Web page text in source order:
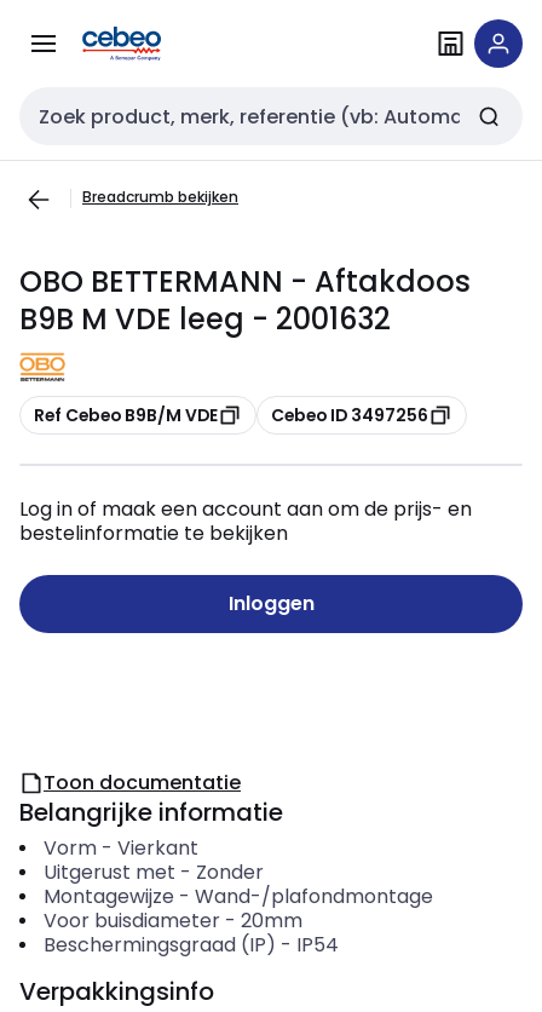
naar
naar
Zoekveld invoer
Breadcrumb bekijken
OBO BETTERMANN - Aftakdoos
B9B M VDE leeg - 2001632
Kopiëren
Ref Cebeo B9B/M VDE Kopiëren
Cebeo ID 3497256
Log in of maak een account aan om de prijs- en
bestelinformatie te bekijken
Inloggen
Toon documentatie
Belangrijke informatie
Vorm- Vierkant
Uitgerust met - Zonder
Montagewijze - Wand-/plafondmontage
Voor buisdiameter- 20mm
Beschermingsgraad (IP) - IP54
Verpakkingsinfo